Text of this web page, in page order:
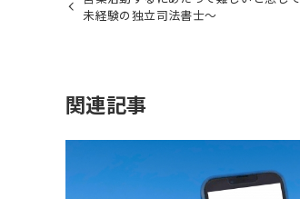
未経験の独立司法書士～
関連記事